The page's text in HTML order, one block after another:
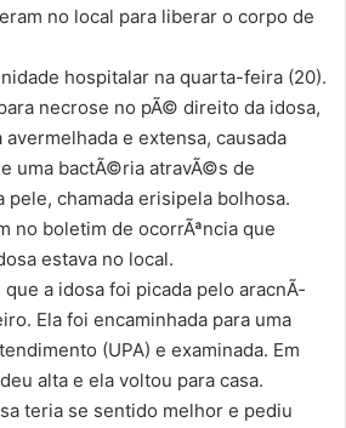
no local para liberar o corpo de
hospitalar na quarta-feira (20).
necrose no pÃ© direito da idosa,
e extensa, causada
uma bactÃ©ria atravÃ©s de
pele, chamada erisipela bolhosa.
no boletim de ocorrÃªncia que
estava no local.
que a idosa foi picada pelo aracnÃ­
Ela foi encaminhada para uma
(UPA) e examinada. Em
alta e ela voltou para casa.
teria se sentido melhor e pediu